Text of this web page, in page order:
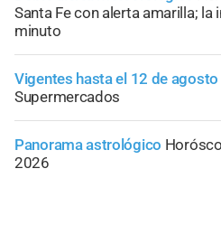
Santa Fe con alerta amarilla;
minuto
Vigentes hasta el 12 de agosto
Supermercados
Panorama astrológico
2026